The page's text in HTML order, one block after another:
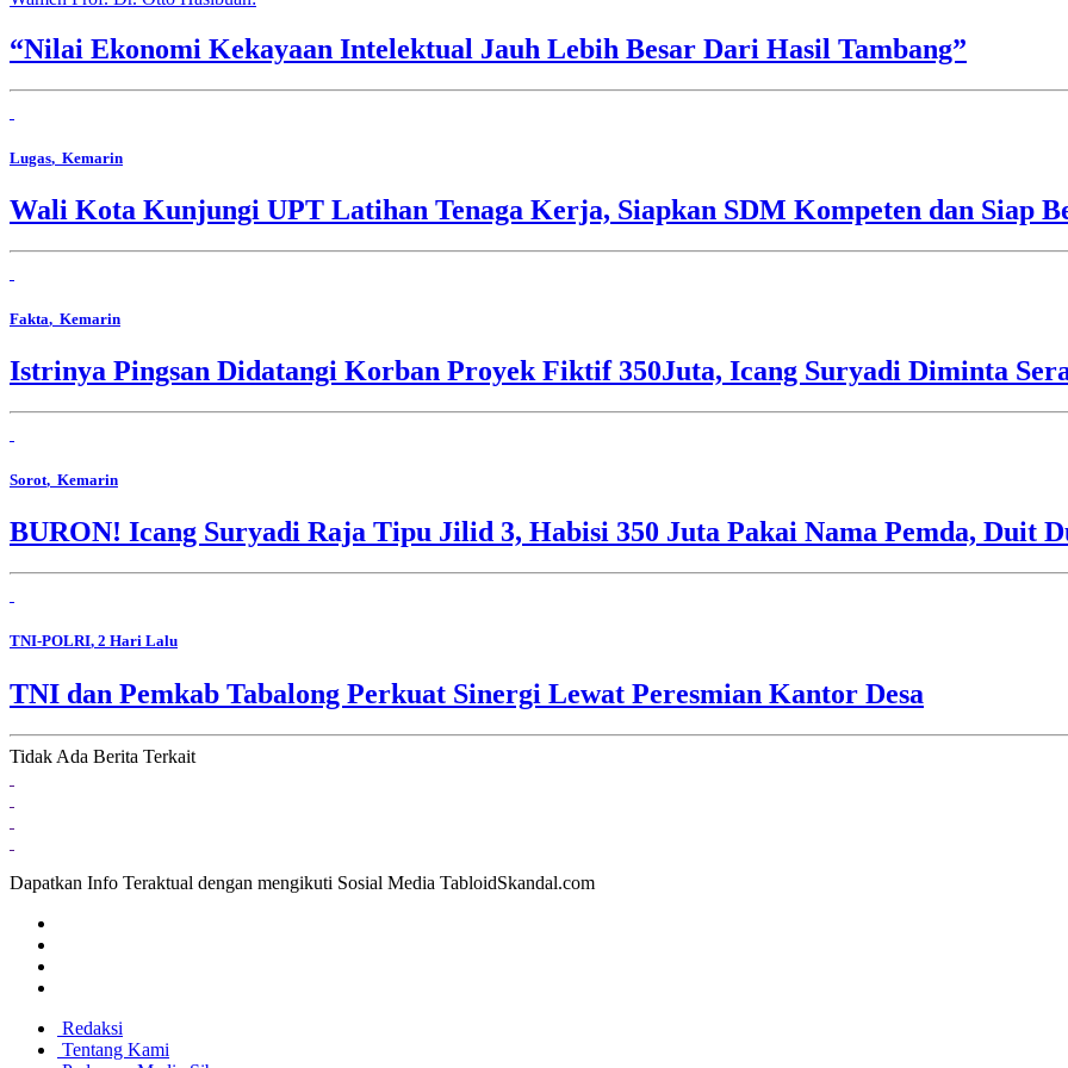
“Nilai Ekonomi Kekayaan Intelektual Jauh Lebih Besar Dari Hasil Tambang”
Lugas, Kemarin
Wali Kota Kunjungi UPT Latihan Tenaga Kerja, Siapkan SDM Kompeten dan Siap
Fakta, Kemarin
Istrinya Pingsan Didatangi Korban Proyek Fiktif 350Juta, Icang Suryadi Diminta
Sorot, Kemarin
BURON! Icang Suryadi Raja Tipu Jilid 3, Habisi 350 Juta Pakai Nama Pemda, Duit
TNI-POLRI, 2 Hari Lalu
TNI dan Pemkab Tabalong Perkuat Sinergi Lewat Peresmian Kantor Desa
Tidak Ada Berita Terkait
Dapatkan Info Teraktual dengan mengikuti Sosial Media TabloidSkandal.com
Redaksi
Tentang Kami